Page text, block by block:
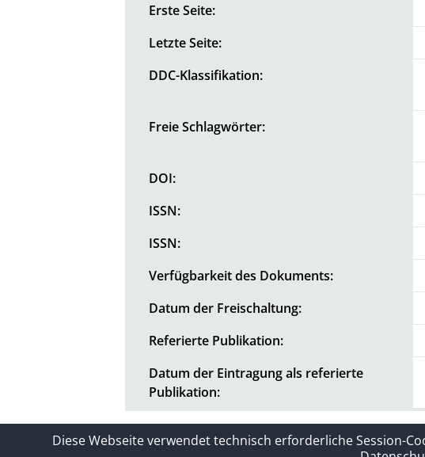
Erste Seite:
Letzte Seite:
DDC-Klassifikation:
Freie Schlagwörter:
DOI:
ISSN:
ISSN:
Verfügbarkeit des Dokuments:
Datum der Freischaltung:
Referierte Publikation:
Datum der Eintragung als referierte
Publikation:
Kontakt Impressum / Datenschutzerklärung
Diese Webseite verwendet technisch erforderliche Session-